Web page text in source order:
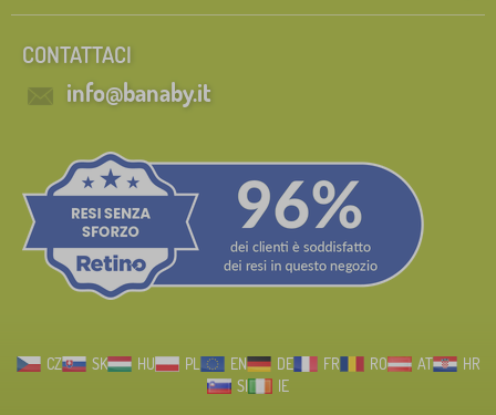
CONTATTACI
info@banaby.it
CZ SK HU PL EN DE FR RO AT
HR
SI
IE